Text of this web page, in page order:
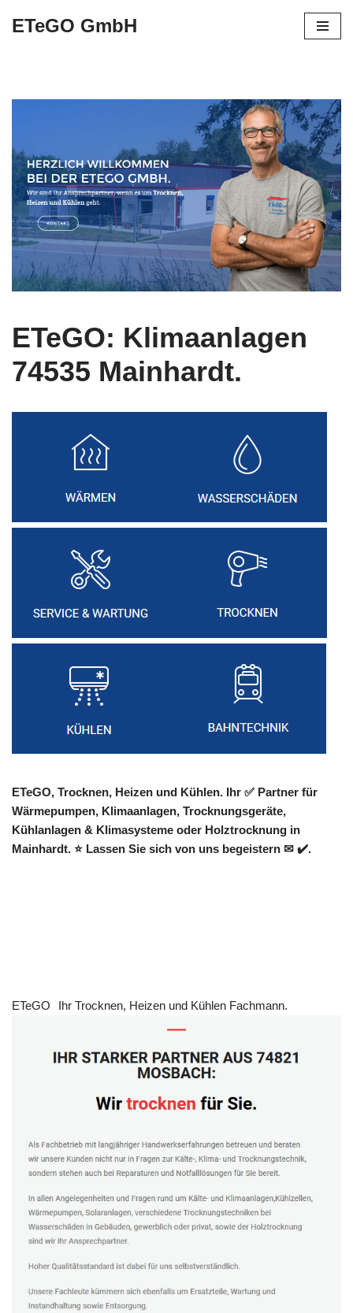
ETeGO GmbH
ETeGO: Klimaanlagen
74535 Mainhardt.
ETeGO, Trocknen, Heizen und Kühlen. Ihr ✅ Partner für
Wärmepumpen, Klimaanlagen, Trocknungsgeräte,
Kühlanlagen & Klimasysteme oder Holztrocknung in
Mainhardt. ⭐ Lassen Sie sich von uns begeistern ✉ ✔️.
ETeGO Ihr Trocknen, Heizen und Kühlen Fachmann.